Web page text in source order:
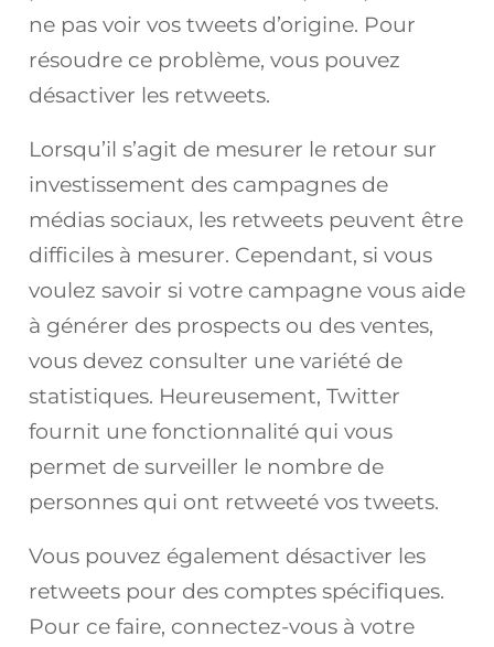
ne pas voir vos tweets d’origine. Pour
résoudre ce problème, vous pouvez
désactiver les retweets.
Lorsqu’il s’agit de mesurer le retour sur
investissement des campagnes de
médias sociaux, les retweets peuvent être
difficiles à mesurer. Cependant, si vous
voulez savoir si votre campagne vous aide
à générer des prospects ou des ventes,
vous devez consulter une variété de
statistiques. Heureusement, Twitter
fournit une fonctionnalité qui vous
permet de surveiller le nombre de
personnes qui ont retweeté vos tweets.
Vous pouvez également désactiver les
retweets pour des comptes spécifiques.
Pour ce faire, connectez-vous à votre